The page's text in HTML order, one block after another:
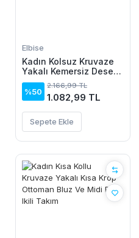
Elbise
Kadın Kolsuz Kruvaze
Yakalı Kemersiz Desenli
Uzun Süprem Elbise
%50
2.166,99 TL
1.082,99 TL
Sepete Ekle